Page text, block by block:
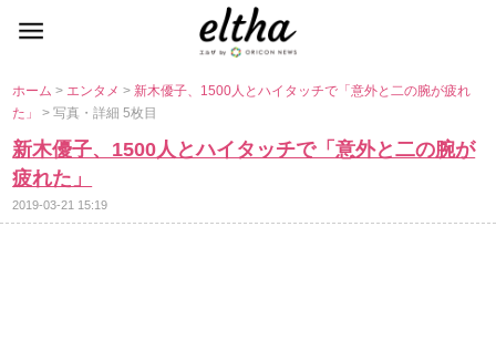
ホーム> エンタメ> 新木優子、1500人とハイタッチで「意外と二の腕が疲れ
た」> 写真・詳細 5枚目
新木優子、1500人とハイタッチで「意外と二の腕が
疲れた」
2019-03-21 15:19